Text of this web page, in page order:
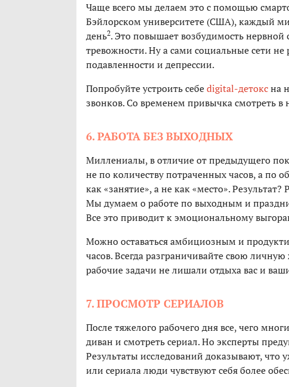
Чаще всего мы делаем это c помощью
Бэйлорском университете (США), каждый
день2. Это повышает возбудимость
тревожности. Ну а сами социальные сети
подавленности и депрессии.
Попробуйте устроить себеdigital-детоксна
звонков. Со временем привычка смотреть в
6. РАБОТА БЕЗ ВЫХОДНЫХ
Миллениалы, в отличие от предыдущего
не по количеству потраченных часов, а по
как «занятие», а не как «место».
Мы думаем о работе по выходным и
Все это приводит к эмоциональному
Можно оставаться амбициозным и
часов. Всегда разграничивайте свою
рабочие задачи не лишали отдыха вас и
7. ПРОСМОТР СЕРИАЛОВ
После тяжелого рабочего дня все, чего
диван и смотреть сериал. Но эксперты
Результаты исследований доказывают, что
или сериала люди чувствуют себя более